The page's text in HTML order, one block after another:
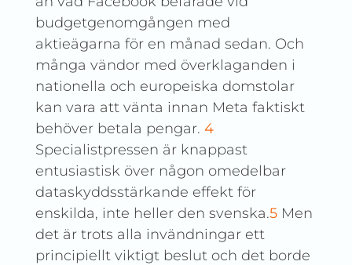
budgetgenomgången med
aktieägarna för en månad sedan. Och
många vändor med överklaganden i
nationella och europeiska domstolar
kan vara att vänta innan Meta faktiskt
behöver betala pengar. 4
Specialistpressen är knappast
entusiastisk över någon omedelbar
dataskyddsstärkande effekt för
enskilda, inte heller den svenska.5Men
det är trots alla invändningar ett
principiellt viktigt beslut och det borde